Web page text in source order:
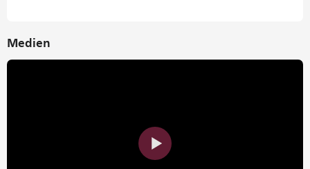
Medien